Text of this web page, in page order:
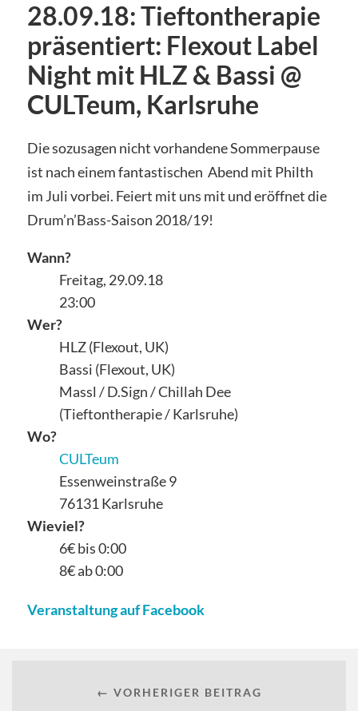
28.09.18: Tieftontherapie
präsentiert: Flexout Label
Night mit HLZ & Bassi @
CULTeum, Karlsruhe
Die sozusagen nicht vorhandene Sommerpause
ist nach einem fantastischen Abend mit Philth
im Juli vorbei. Feiert mit uns mit und eröffnet die
Drum’n’Bass-Saison 2018/19!
Wann?
Freitag, 29.09.18
23:00
Wer?
HLZ (Flexout, UK)
Bassi (Flexout, UK)
Massl / D.Sign / Chillah Dee
(Tieftontherapie / Karlsruhe)
Wo?
CULTeum
Essenweinstraße 9
76131 Karlsruhe
Wieviel?
6€ bis 0:00
8€ ab 0:00
Veranstaltung auf Facebook
← VORHERIGER BEITRAG